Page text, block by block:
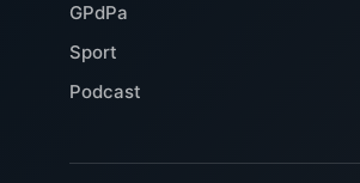
GPdPa
Sport
Podcast